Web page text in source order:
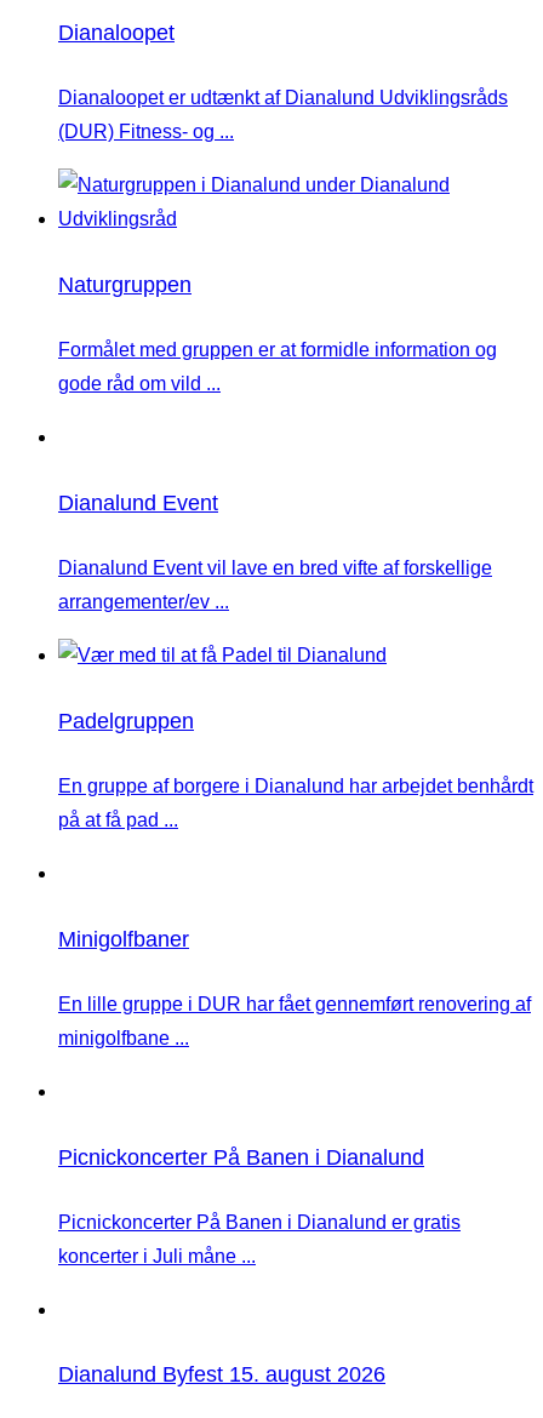
Dianaloopet
Dianaloopet er udtænkt af Dianalund Udviklingsråds
(DUR) Fitness- og ...
Naturgruppen
Formålet med gruppen er at formidle information og
gode råd om vild ...
Dianalund Event
Dianalund Event vil lave en bred vifte af forskellige
arrangementer/ev ...
Padelgruppen
En gruppe af borgere i Dianalund har arbejdet benhårdt
på at få pad ...
Minigolfbaner
En lille gruppe i DUR har fået gennemført renovering af
minigolfbane ...
Picnickoncerter På Banen i Dianalund
Picnickoncerter På Banen i Dianalund er gratis
koncerter i Juli måne ...
Dianalund Byfest 15. august 2026